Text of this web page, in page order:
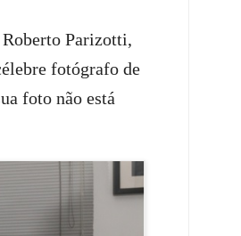
Parizotti,
fotógrafo de
foto não está